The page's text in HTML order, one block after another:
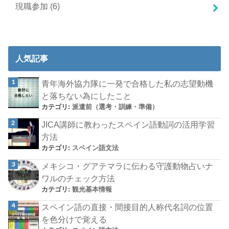
現職参加 (6)
人気記事
青年海外協力隊に一発で合格した私の志望動機
と落ちない為にしたこと
カテゴリ:派遣前（選考・訓練・準備）
JICA講師に教わったスペイン語動詞の活用学習
方法
カテゴリ: スペイン語文法
メキシコ・グアテマラに伝わる守護動物占いナ
ワルのチェック方法
カテゴリ:観光基本情報
スペイン語の直接・間接目的人称代名詞の位置
を色分けで覚える